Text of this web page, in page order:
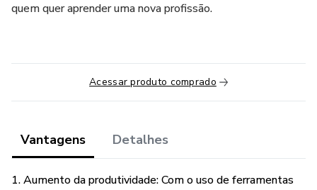
quem quer aprender uma nova profissão.
Acessar produto comprado
Vantagens Detalhes
1. Aumento da produtividade: Com o uso de ferramentas